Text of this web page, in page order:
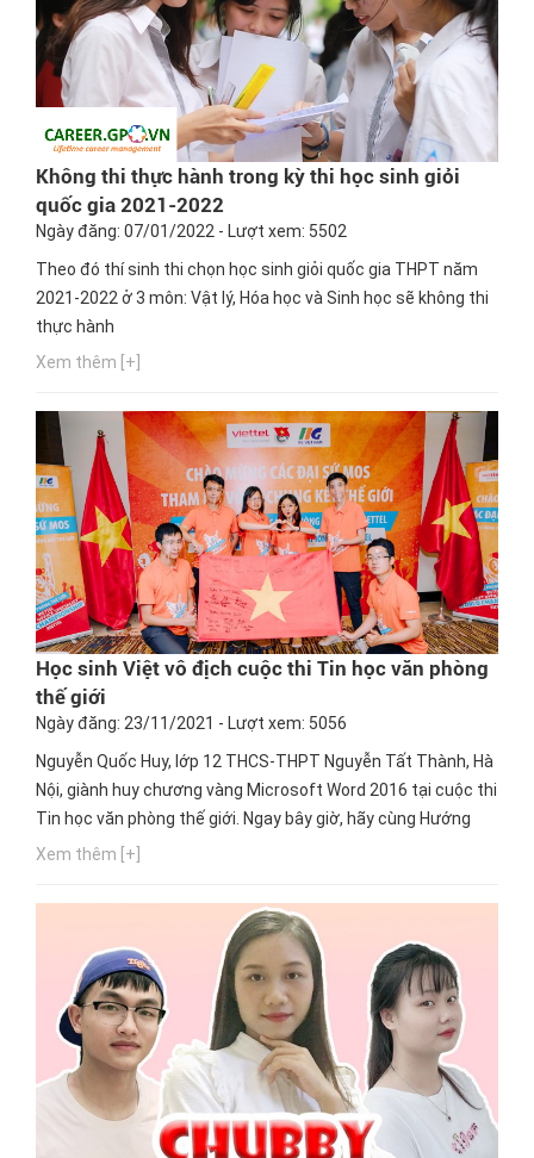
Không thi thực hành trong kỳ thi học sinh giỏi
quốc gia 2021-2022
Ngày đăng: 07/01/2022 - Lượt xem: 5502
Theo đó thí sinh thi chọn học sinh giỏi quốc gia THPT năm
2021-2022 ở 3 môn: Vật lý, Hóa học và Sinh học sẽ không thi
thực hành
Xem thêm [+]
Học sinh Việt vô địch cuộc thi Tin học văn phòng
thế giới
Ngày đăng: 23/11/2021 - Lượt xem: 5056
Nguyễn Quốc Huy, lớp 12 THCS-THPT Nguyễn Tất Thành, Hà
Nội, giành huy chương vàng Microsoft Word 2016 tại cuộc thi
Tin học văn phòng thế giới. Ngay bây giờ, hãy cùng Hướng
nghiệp GPO tìm hiểu qua bài viết này nhé!
Xem thêm [+]